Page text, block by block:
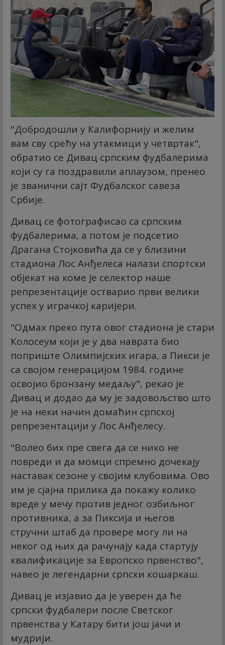
"Добродошли у Калифорнију и желим
вам сву срећу на утакмици у четвртак",
обратио се Дивац српским фудбалерима
који су га поздравили аплаузом, пренео
је званични сајт Фудбалског савеза
Србије.
Дивац се фотографисао са српским
фудбалерима, а потом је подсетио
Драгана Стојковића да се у близини
стадиона Лос Анђелеса налази спортски
објекат на коме је селектор наше
репрезентације остварио први велики
успех у играчкој каријери.
"Одмах преко пута овог стадиона је стари
Колосеум који је у два наврата био
поприште Олимпијских игара, а Пикси је
са својом генерацијом 1984. године
освојио бронзану медаљу", рекао је
Дивац и додао да му је задовољство што
је на неки начин домаћин српској
репрезентацији у Лос Анђелесу.
"Волео бих пре свега да се нико не
повреди и да момци спремно дочекају
наставак сезоне у својим клубовима. Ово
им је сјајна прилика да покажу колико
вреде у мечу против једног озбиљног
противника, а за Пиксија и његов
стручни штаб да провере могу ли на
неког од њих да рачунају када стартују
квалификације за Европско првенство",
навео је легендарни српски кошаркаш.
Дивац је изјавио да је уверен да ће
српски фудбалери после Светског
првенства у Катару бити још јачи и
мудрији.